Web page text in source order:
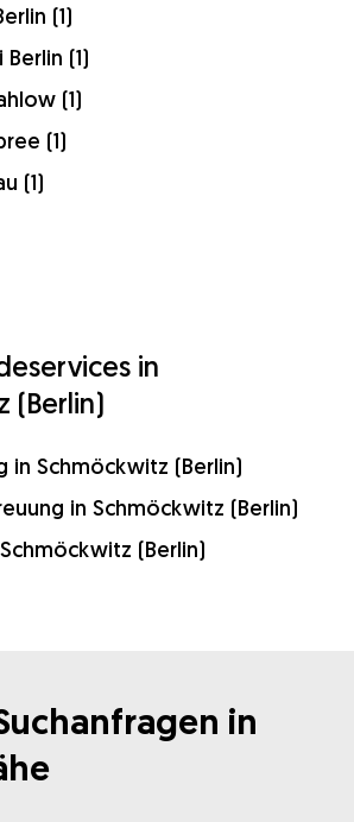
(1)
(1)
(1)
(1)
(1)
in
(Berlin)
in Schmöckwitz (Berlin)
in Schmöckwitz (Berlin)
(Berlin)
in